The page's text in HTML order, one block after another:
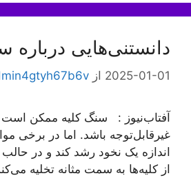
دانستنی‌هایی درباره
2025-01-01 از
آفتاب‌‌نیوز : سنگ کلیه ممکن
غیرقابل‌توجه باشد. اما در برخی
اندازه یک نخود رشد کند و در حالب
از کلیه‌ها به سمت مثانه تخلیه